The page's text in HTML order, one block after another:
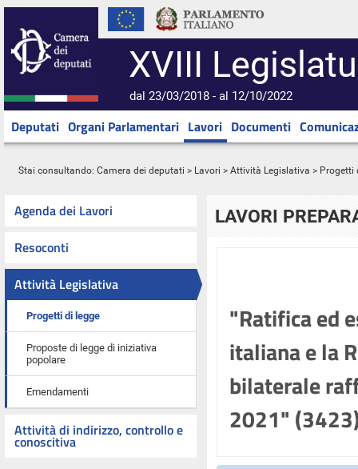
XVIII
dal 23/03/2018 - al 12/10/2022
Deputati Organi Parlamentari Lavori Documenti
Stai consultando: Camera dei deputati > Lavori > Attività Legislativa > Progetti
Agenda dei Lavori
Resoconti
Attività Legislativa
Progetti di legge
Proposte di legge di iniziativa
popolare
Emendamenti
Attività di indirizzo, controllo e
conoscitiva
LAVORI
"Ratifica ed
italiana e la
bilaterale
2021"